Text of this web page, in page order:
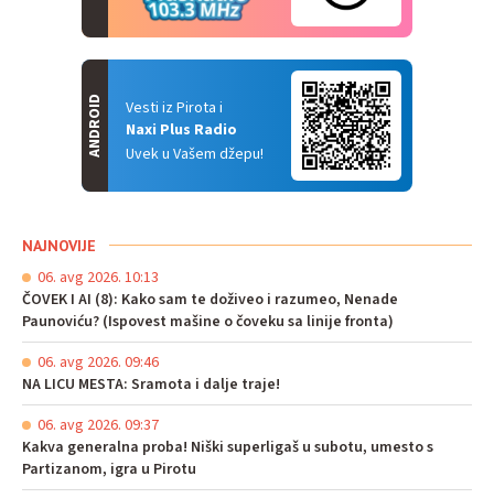
Vesti iz Pirota i
Naxi Plus Radio
Uvek u Vašem džepu!
ANDROID
NAJNOVIJE
06. avg 2026. 10:13
ČOVEK I AI (8): Kako sam te doživeo i razumeo, Nenade
Paunoviću? (Ispovest mašine o čoveku sa linije fronta)
06. avg 2026. 09:46
NA LICU MESTA: Sramota i dalje traje!
06. avg 2026. 09:37
Kakva generalna proba! Niški superligaš u subotu, umesto s
Partizanom, igra u Pirotu